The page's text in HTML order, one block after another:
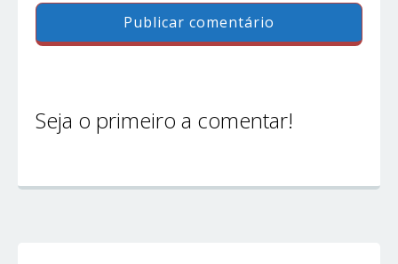
Seja o primeiro a comentar!